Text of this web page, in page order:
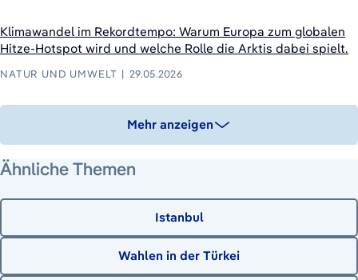
Klimawandel im Rekordtempo: Warum Europa zum globalen
Hitze-Hotspot wird und welche Rolle die Arktis dabei spielt.
NATUR UND UMWELT 29.05.2026
Mehr anzeigen
Ähnliche Themen
Istanbul
Wahlen in der Türkei